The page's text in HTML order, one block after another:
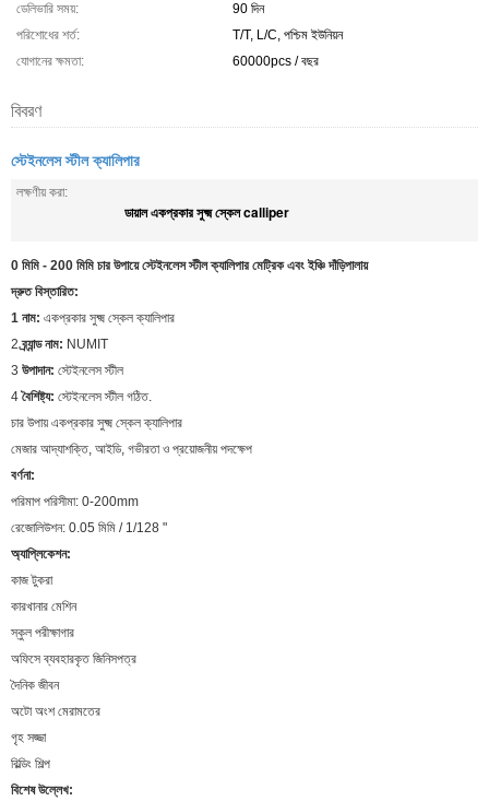
ডেলিভারি সময়:
90 দিন
পরিশোধের শর্ত:
T/T, L/C, পশ্চিম ইউনিয়ন
যোগানের ক্ষমতা:
60000pcs / বছর
বিবরণ
স্টেইনলেস স্টীল ক্যালিপার
লক্ষণীয় করা:
ডায়াল একপ্রকার সুক্ষ্ম স্কেল calliper
0 মিমি - 200 মিমি চার উপায়ে স্টেইনলেস স্টীল ক্যালিপার মেট্রিক এবং ইঞ্চি দাঁড়িপালায়
দ্রুত বিস্তারিত:
1 নাম: একপ্রকার সুক্ষ্ম স্কেল ক্যালিপার
2ব্র্যান্ডনাম: NUMIT
3 উপাদান: স্টেইনলেস স্টীল
4বৈশিষ্ট্য: স্টেইনলেস স্টীল গঠিত.
চার উপায় একপ্রকার সুক্ষ্ম স্কেল ক্যালিপার
মেজার আদ্যাশক্তি, আইডি, গভীরতা ও প্রয়োজনীয় পদক্ষেপ
বর্ণনা:
পরিমাপ পরিসীমা: 0-200mm
রেজোলিউশন: 0.05 মিমি / 1/128 "
অ্যাপ্লিকেশন:
কাজ টুকরা
কারখানার মেশিন
স্কুল পরীক্ষাগার
অফিসে ব্যবহারকৃত জিনিসপত্র
দৈনিক জীবন
অটো অংশ মেরামতের
গৃহ সজ্জা
বিল্ডিং শিল্প
বিশেষ উল্লেখ: